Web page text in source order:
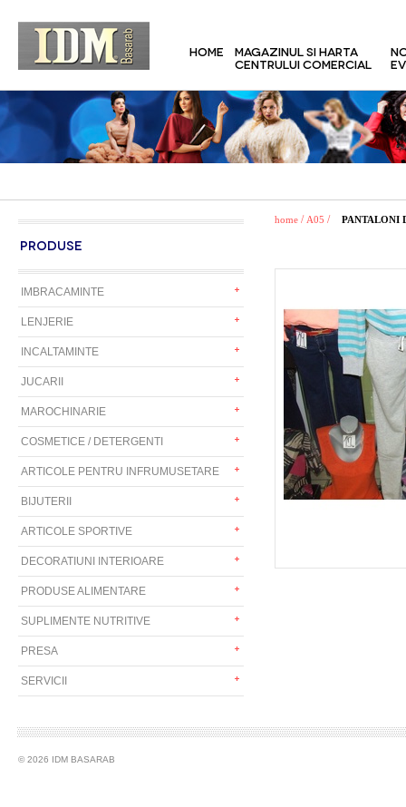
HOME
MAGAZINUL SI HARTA
CENTRULUI COMERCIAL
PRODUSE
IMBRACAMINTE
LENJERIE
INCALTAMINTE
JUCARII
MAROCHINARIE
COSMETICE / DETERGENTI
ARTICOLE PENTRU INFRUMUSETARE
BIJUTERII
ARTICOLE SPORTIVE
DECORATIUNI INTERIOARE
PRODUSE ALIMENTARE
SUPLIMENTE NUTRITIVE
PRESA
SERVICII
home / A05 / PANTALONI
© 2026 IDM BASARAB